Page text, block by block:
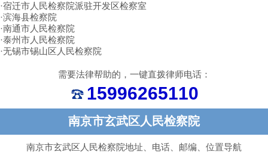
·宿迁市人民检察院派驻开发区检察室
·滨海县检察院
·南通市人民检察院
·泰州市人民检察院
·无锡市锡山区人民检察院
需要法律帮助的，一键直拨律师电话：
15996265110
南京市玄武区人民检察院
南京市玄武区人民检察院地址、电话、邮编、位置导航